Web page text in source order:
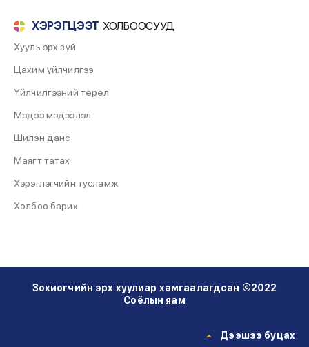
ХЭРЭГЦЭЭТ ХОЛБООСУУД
Хууль эрх зүй
Цахим үйлчилгээ
Үйлчилгээний төрөл
Мэдээ мэдээлэл
Шилэн данс
Маягт татах
Хэрэглэгчийн тусламж
Холбоо барих
Зохиогчийн эрх хуулиар хамгаалагдсан ©2022
Соёлын яам
Дээшээ буцах